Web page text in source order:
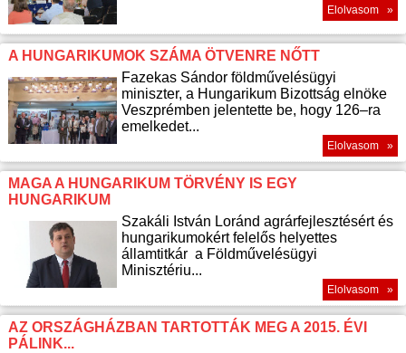
Elolvasom »
A HUNGARIKUMOK SZÁMA ÖTVENRE NŐTT
Fazekas Sándor földművelésügyi
miniszter, a Hungarikum Bizottság elnöke
Veszprémben jelentette be, hogy 126–ra
emelkedet...
Elolvasom »
MAGA A HUNGARIKUM TÖRVÉNY IS EGY
HUNGARIKUM
Szakáli István Loránd agrárfejlesztésért és
hungarikumokért felelős helyettes
államtitkár a Földművelésügyi
Minisztériu...
Elolvasom »
AZ ORSZÁGHÁZBAN TARTOTTÁK MEG A 2015. ÉVI
PÁLINK...